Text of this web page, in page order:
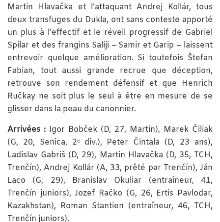
Martin Hlavačka et l’attaquant Andrej Kollár, tous
deux transfuges du Dukla, ont sans conteste apporté
un plus à l’effectif et le réveil progressif de Gabriel
Spilar et des frangins Saliji – Samir et Garip – laissent
entrevoir quelque amélioration. Si toutefois Štefan
Fabian, tout aussi grande recrue que déception,
retrouve son rendement défensif et que Henrich
Ručkay ne soit plus le seul à être en mesure de se
glisser dans la peau du canonnier.
Arrivées : Igor Bobček (D, 27, Martin), Marek Čiliak
(G, 20, Senica, 2e
div.), Peter Čintala (D, 23 ans),
Ladislav Gabriš (D, 29), Martin Hlavačka (D, 35, TCH,
Trenčín), Andrej Kollár (A, 33, prêté par Trenčín), Ján
Laco (G, 29), Branislav Okuliar (entraîneur, 41,
Trenčín juniors), Jozef Račko (G, 26, Ertis Pavlodar,
Kazakhstan), Roman Stantien (entraîneur, 46, TCH,
Trenčín juniors).